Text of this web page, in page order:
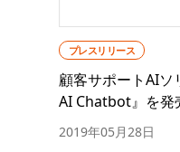
プレスリリース
顧客サポートAI
AI Chatbot』を発
2019年05月28日